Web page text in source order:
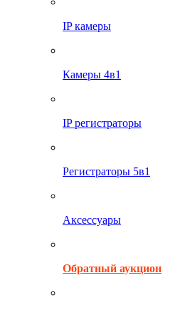
IP камеры
Камеры 4в1
IP регистраторы
Регистраторы 5в1
Аксессуары
Обратный аукцион